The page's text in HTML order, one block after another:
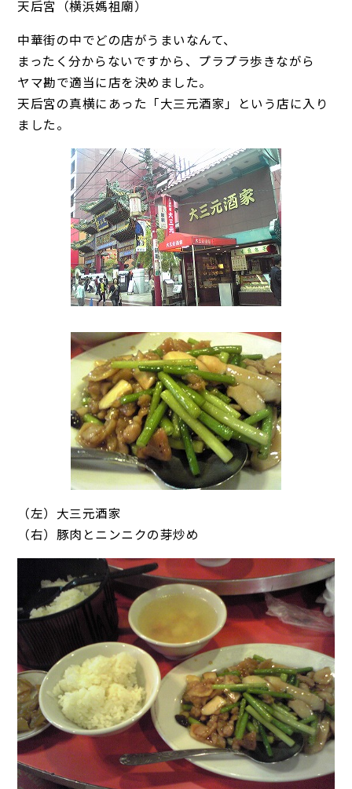
天后宮（横浜媽祖廟）
中華街の中でどの店がうまいなんて、
まったく分からないですから、プラプラ歩きながら
ヤマ勘で適当に店を決めました。
天后宮の真横にあった「大三元酒家」という店に入り
ました。
（左）大三元酒家
（右）豚肉とニンニクの芽炒め